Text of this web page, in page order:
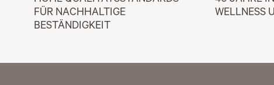
FÜR NACHHALTIGE
BESTÄNDIGKEIT
WELLNESS